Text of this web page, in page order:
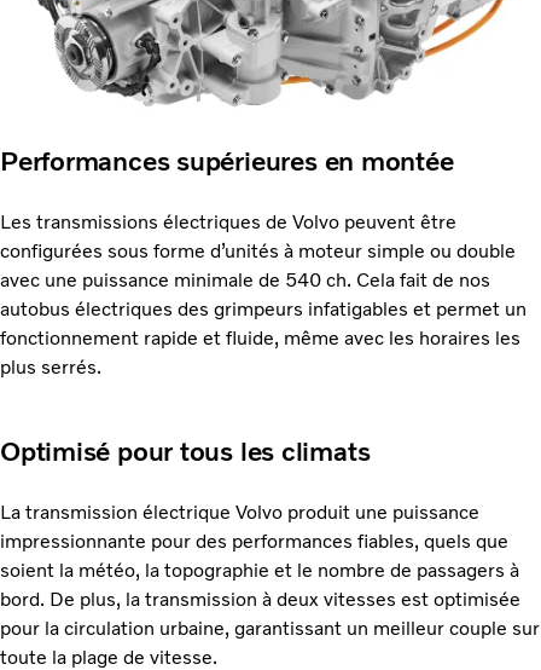
Performances supérieures en montée
Les transmissions électriques de Volvo peuvent être
configurées sous forme d’unités à moteur simple ou double
avec une puissance minimale de 540 ch. Cela fait de nos
autobus électriques des grimpeurs infatigables et permet un
fonctionnement rapide et fluide, même avec les horaires les
plus serrés.
Optimisé pour tous les climats
La transmission électrique Volvo produit une puissance
impressionnante pour des performances fiables, quels que
soient la météo, la topographie et le nombre de passagers à
bord. De plus, la transmission à deux vitesses est optimisée
pour la circulation urbaine, garantissant un meilleur couple sur
toute la plage de vitesse.